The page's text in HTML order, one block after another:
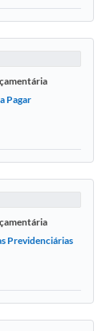
Pagar
Previdenciárias